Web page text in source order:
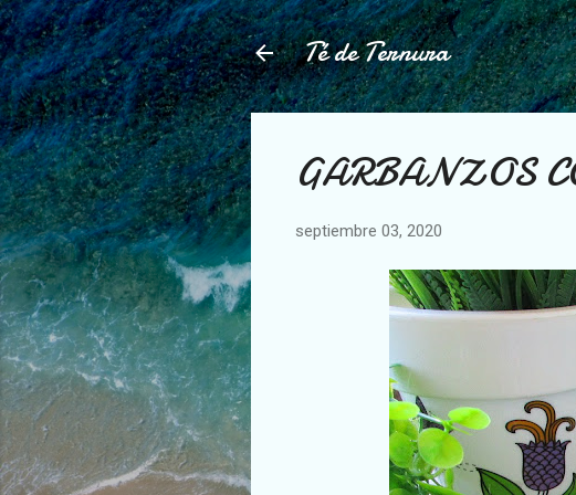
Té de Ternura
GARBANZOS
septiembre 03, 2020